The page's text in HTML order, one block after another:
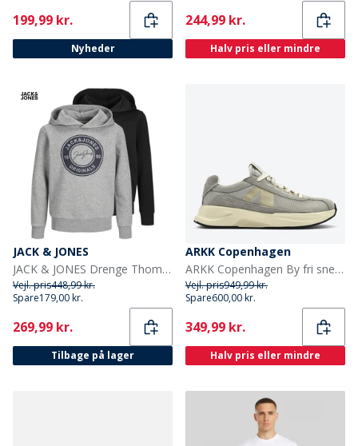
Current
199,99 kr.
Nyheder
Current
244,99 kr.
Halv pris eller mindre
JACK & JONES
JACK & JONES Drenge Thomas To-Pak Hoodies Lysegrå Melange/Sort
Vejl. pris448,99 kr.
Spare179,00 kr.
Current
269,99 kr.
Tilbage på lager
ARKK Copenhagen
ARKK Copenhagen By fri sneakers Dove Cream
Vejl. pris949,99 kr.
Spare600,00 kr.
Current
349,99 kr.
Halv pris eller mindre